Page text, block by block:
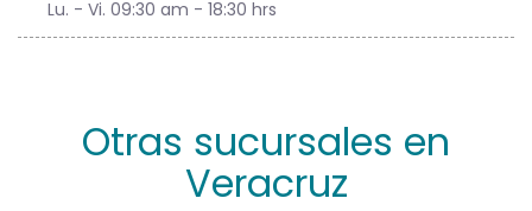
Lu. - Vi. 09:30 am - 18:30 hrs
Otras sucursales en
Veracruz